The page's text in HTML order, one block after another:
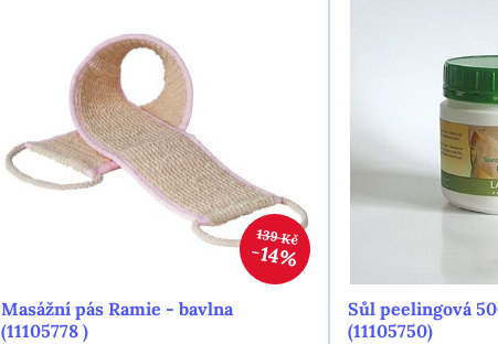
139 Kč
14%
Masážní pás Ramie - bavlna
(11105778 )
Sůl peelingová
(11105750)